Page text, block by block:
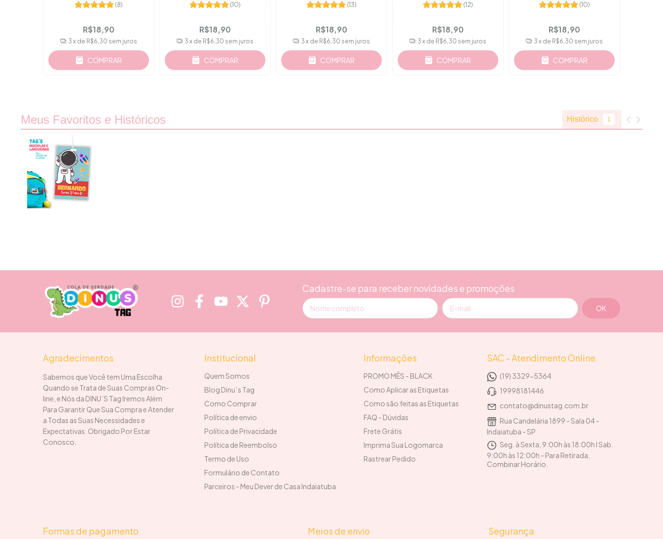
(8)
R$18,90
3 x de R$6,30 sem juros
COMPRAR
(10)
R$18,90
3 x de R$6,30 sem juros
COMPRAR
(13)
R$18,90
3 x de R$6,30 sem juros
COMPRAR
(12)
R$18,90
3 x de R$6,30 sem juros
COMPRAR
(10)
R$18,90
3 x de R$6,30 sem juros
COMPRAR
Cadastre-se para receber novidades e promoções
Agradecimentos
Sabemos que Você tem Uma Escolha
Quando se Trata de Suas Compras On-
line, e Nós da DINU´S Tag Iremos Além
Para Garantir Que Sua Compra e Atender
a Todas as Suas Necessidades e
Expectativas. Obrigado Por Estar
Conosco.
Institucional
Quem Somos
Blog Dinu´s Tag
Como Comprar
Política de envio
Política de Privacidade
Política de Reembolso
Termo de Uso
Formulário de Contato
Parceiros - Meu Dever de Casa Indaiatuba
Informações
PROMO MÊS - BLACK
Como Aplicar as Etiquetas
Como são feitas as Etiquetas
FAQ - Dúvidas
Frete Grátis
Imprima Sua Logomarca
Rastrear Pedido
SAC - Atendimento Online
(19) 3329-5364
19998181446
contato@dinustag.com.br
Rua Candelária 1899 - Sala 04 -
Indaiatuba - SP
Seg. à Sexta, 9:00h às 18:00h I Sab.
9:00h às 12:00h - Para Retirada,
Combinar Horário.
Formas de pagamento Meios de envio Segurança